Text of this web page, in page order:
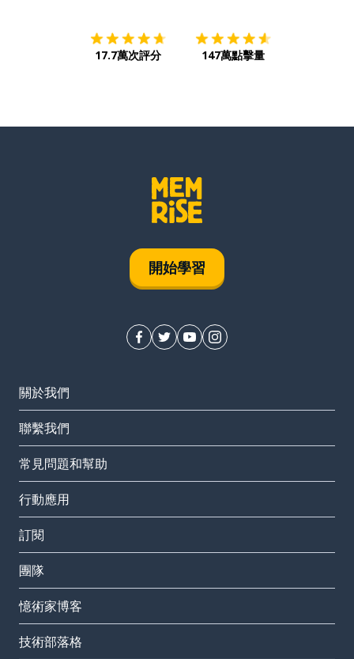
17.7萬次評分 147萬點擊量
開始學習
關於我們
聯繫我們
常見問題和幫助
行動應用
訂閱
團隊
憶術家博客
技術部落格